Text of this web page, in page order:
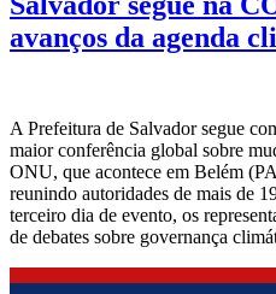
avanços da agenda
A Prefeitura de Salvador segue
maior conferência global sobre
ONU, que acontece em Belém
reunindo autoridades de mais de
terceiro dia de evento, os
de debates sobre governança